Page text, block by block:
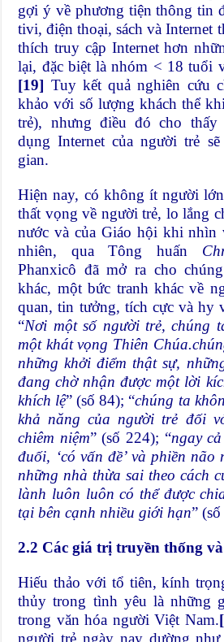
gợi ý về phương tiện thông tin
tivi, điện thoại, sách và Internet
thích truy cập Internet hơn
lại, đặc biệt là nhóm < 18 tuổi
[19] Tuy kết quả nghiên cứu
khảo với số lượng khách thể
trẻ), nhưng điều đó cho
dụng Internet của người trẻ
gian.
Hiện nay, có không ít người
thất vọng về người trẻ, lo lắng
nước và của Giáo hội khi nhìn
nhiên, qua Tông huấn
Phanxicô đã mở ra cho
khác, một bức tranh khác về
quan, tin tưởng, tích cực và hy
“Nơi một số người trẻ, chúng
một khát vọng Thiên
những khởi điểm thật sự,
đang chờ nhận được một lời
khích lệ” (số 84); “chúng ta
khả năng của người trẻ đối
chiêm niệm” (số 224); “ngay
đuối, ‘có vấn đề’ và phiền
những nhà thừa sai theo cách
lành luôn luôn có thể được
tại bên cạnh nhiều giới hạn”
2.2 Các giá trị truyền thống
Hiếu thảo với tổ tiên, kính
thủy trong tình yêu là những
trong văn hóa người Việt Nam.
người trẻ ngày nay dường